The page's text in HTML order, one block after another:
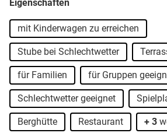
Express, Fußweg 5-10 Minuten, je
Parkplatz Talstation Weltcup-
Buslinie ab Bahnhof Sonthofen
(Ortsmitte), Fußweg zur Hütte ca.
Buslinie ab Fischen über
Ofterschwang (Ortsmitte),
Minuten.
Eigenschaften
mit Kinderwagen zu erreichen
Stube bei Schlechtwetter
für Familien für Gruppen
Schlechtwetter geeignet
Berghütte Restaurant + 3